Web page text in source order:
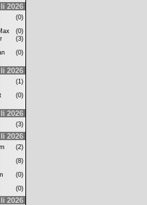
2026
(0)
(0)
(3)
(0)
2026
(1)
(0)
2026
(3)
2026
(2)
(8)
(0)
(0)
2026